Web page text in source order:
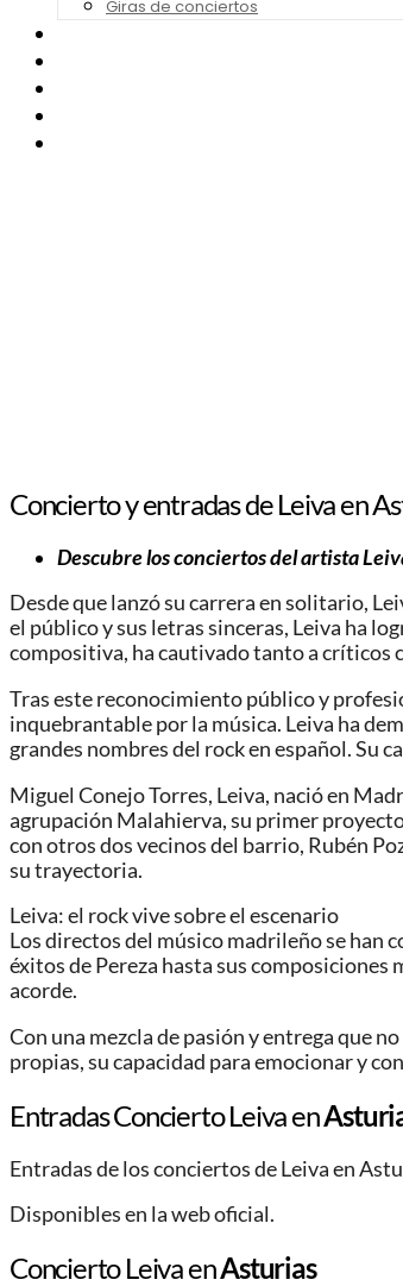
Giras de conciertos
Concierto y entradas de Leiva en
Descubre los conciertos del artista
Desde que lanzó su carrera en solitario,
el público y sus letras sinceras, Leiva ha
compositiva, ha cautivado tanto a críticos
Tras este reconocimiento público y
inquebrantable por la música. Leiva ha
grandes nombres del rock en español. Su
Miguel Conejo Torres, Leiva, nació en
agrupación Malahierva, su primer
con otros dos vecinos del barrio, Rubén
su trayectoria.
Leiva: el rock vive sobre el escenario
Los directos del músico madrileño se han
éxitos de Pereza hasta sus composiciones
acorde.
Con una mezcla de pasión y entrega que
propias, su capacidad para emocionar y
Entradas Concierto Leiva en
Entradas de los conciertos de Leiva en
Disponibles en la web oficial.
Concierto Leiva enAsturias